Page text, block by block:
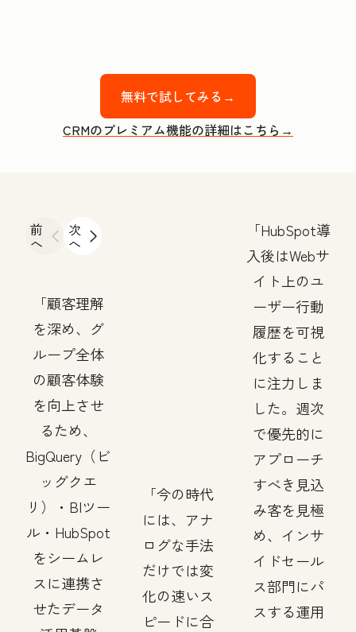
無料で試してみる→
CRMのプレミアム機能の詳細はこちら→
前
へ
次
へ
顧客理解
を深め、グ
ループ全体
の顧客体験
を向上させ
るため、
BigQuery（ビ
ッグクエ
リ）・BIツー
ル・HubSpot
をシームレ
スに連携さ
せたデータ
今の時代
には、アナ
ログな手法
だけでは変
化の速いス
ピードに合
HubSpot導
入後はWebサ
イト上のユ
ーザー行動
履歴を可視
化すること
に注力しま
した。週次
で優先的に
アプローチ
すべき見込
み客を見極
め、インサ
イドセール
ス部門にパ
スする運用